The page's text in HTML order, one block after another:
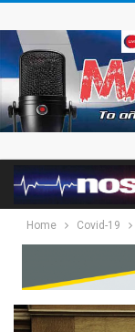
Home Covid-19